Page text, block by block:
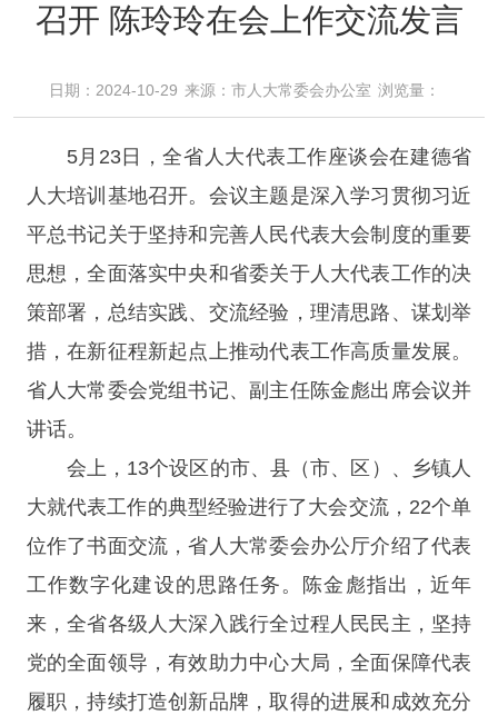
召开 陈玲玲在会上作交流发言
日期：2024-10-29 来源：​市人大常委会办公室 浏览量：​
5月23日，全省人大代表工作座谈会在建德省
人大培训基地召开。会议主题是深入学习贯彻习近
平总书记关于坚持和完善人民代表大会制度的重要
思想，全面落实中央和省委关于人大代表工作的决
策部署，总结实践、交流经验，理清思路、谋划举
措，在新征程新起点上推动代表工作高质量发展。
省人大常委会党组书记、副主任陈金彪出席会议并
讲话。
会上，13个设区的市、县（市、区）、乡镇人
大就代表工作的典型经验进行了大会交流，22个单
位作了书面交流，省人大常委会办公厅介绍了代表
工作数字化建设的思路任务。陈金彪指出，近年
来，全省各级人大深入践行全过程人民民主，坚持
党的全面领导，有效助力中心大局，全面保障代表
履职，持续打造创新品牌，取得的进展和成效充分